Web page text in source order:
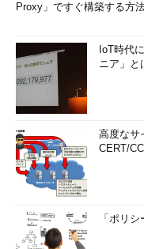
Proxy」ですぐ構築する方
IoT時代
ニア」と
高度なサ
CERT/
「ポリ